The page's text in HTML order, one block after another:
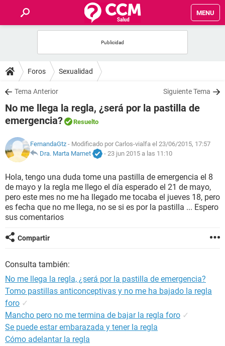
MENU
FOROS
SALUD
NUTRICIÓN
SEXUALIDAD
GLOSARIO
Foros Sexualidad
Tema Anterior Siguiente Tema
No me llega la regla, ¿será por la pastilla de
emergencia?
Resuelto
FernandaGtz - Modificado por Carlos-vialfa el 23/06/2015, 17:57
Dra. Marta Marnet
- 23 jun 2015 a las 11:10
Hola, tengo una duda tome una pastilla de emergencia el 8
de mayo y la regla me llego el día esperado el 21 de mayo,
pero este mes no me ha llegado me tocaba el jueves 18, pero
es fecha que no me llega, no se si es por la pastilla ... Espero
sus comentarios
Compartir
Consulta también:
No me llega la regla, ¿será por la pastilla de emergencia?
Tomo pastillas anticonceptivas y no me ha bajado la regla
foro ✓
Mancho pero no me termina de bajar la regla foro ✓
Se puede estar embarazada y tener la regla
Cómo adelantar la regla